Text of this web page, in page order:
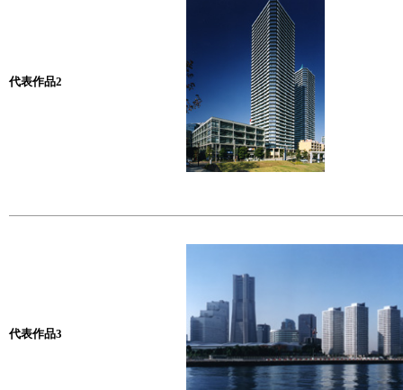
代表作品2
代表作品3